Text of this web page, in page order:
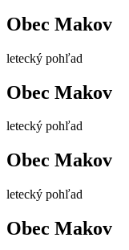
Obec Makov
letecký pohľad
Obec Makov
letecký pohľad
Obec Makov
letecký pohľad
Obec Makov